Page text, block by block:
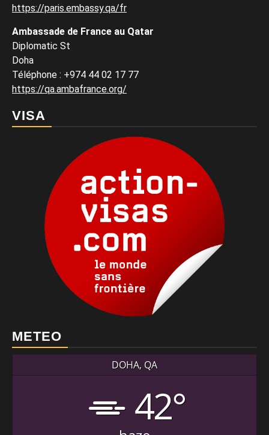
https://paris.embassy.qa/fr
Ambassade de France au Qatar
Diplomatic St
Doha
Téléphone : +974 44 02 17 77
https://qa.ambafrance.org/
VISA
METEO
DOHA, QA
42°